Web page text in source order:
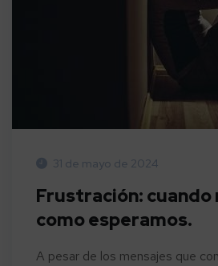
31 de mayo de 2024
Frustración: cuando
como esperamos.
A pesar de los mensajes que